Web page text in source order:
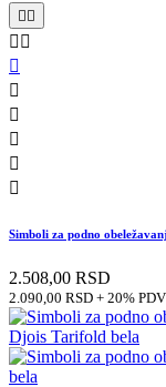

 






Simboli za podno
2.508,00 RSD
2.090,00 RSD + 20% PDV